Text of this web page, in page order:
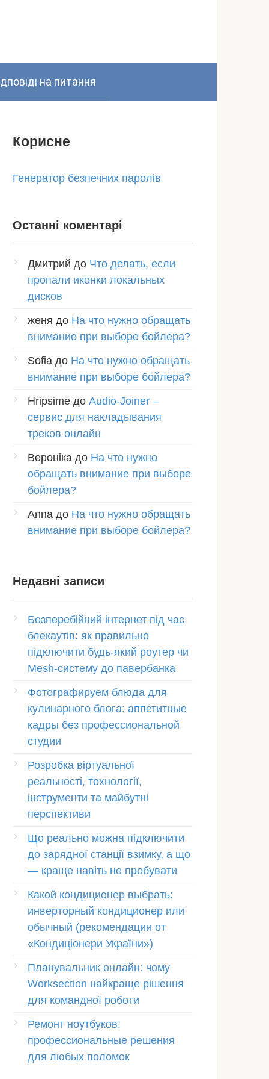
на питання
Корисне
Генератор безпечних паролів
Останні коментарі
Дмитрий до Что делать, если
пропали иконки локальных
дисков
женя до На что нужно обращать
внимание при выборе бойлера?
Sofia до На что нужно обращать
внимание при выборе бойлера?
Hripsime до Audio-Joiner –
сервис для накладывания
треков онлайн
Вероніка до На что нужно
обращать внимание при выборе
бойлера?
Anna до На что нужно обращать
внимание при выборе бойлера?
Недавні записи
Безперебійний інтернет під час
блекаутів: як правильно
підключити будь-який роутер чи
Mesh-систему до павербанка
Фотографируем блюда для
кулинарного блога: аппетитные
кадры без профессиональной
студии
Розробка віртуальної
реальності, технології,
інструменти та майбутні
перспективи
Що реально можна підключити
до зарядної станції взимку, а що
— краще навіть не пробувати
Какой кондиционер выбрать:
инверторный кондиционер или
обычный (рекомендации от
«Кондиціонери України»)
Планувальник онлайн: чому
Worksection найкраще рішення
для командної роботи
Ремонт ноутбуков:
профессиональные решения
для любых поломок